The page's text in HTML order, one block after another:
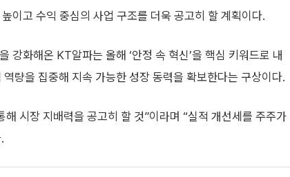
이고 수익 중심의 사업 구조를 더욱 공고히 할 계획이다.
강화해온 KT알파는 올해 ‘안정 속 혁신’을 핵심 키워드로 내
량을 집중해 지속 가능한 성장 동력을 확보한다는 구상이다.
시장 지배력을 공고히 할 것”이라며 “실적 개선세를 주주가